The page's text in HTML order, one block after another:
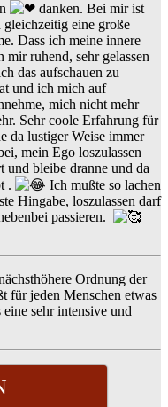
danken. Bei mir ist
eine große
Dass ich meine innere
ruhend, sehr gelassen
das aufschauen zu
und ich mich auf
mich nicht mehr
Sehr coole Erfahrung für
da lustiger Weise immer
mein Ego loszulassen
und bleibe dranne und da
.
Ich mußte so lachen
Hingabe, loszulassen darf
passieren.
Ordnung der
für jeden Menschen etwas
sehr intensive und